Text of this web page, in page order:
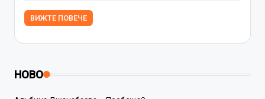
ВИЖТЕ ПОВЕЧЕ
НОВО